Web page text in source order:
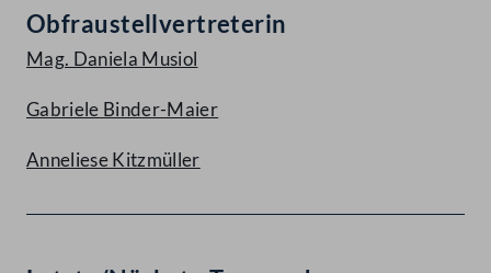
Obfraustellvertreterin
Mag. Daniela Musiol
Gabriele Binder-Maier
Anneliese Kitzmüller